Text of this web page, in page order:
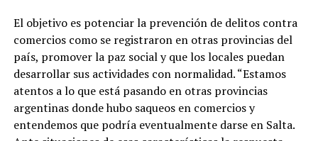
El objetivo es potenciar la prevención de delitos contra
comercios como se registraron en otras provincias del
país, promover la paz social y que los locales puedan
desarrollar sus actividades con normalidad. “Estamos
atentos a lo que está pasando en otras provincias
argentinas donde hubo saqueos en comercios y
entendemos que podría eventualmente darse en Salta.